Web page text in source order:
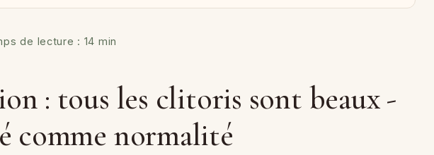
de lecture : 14 min
: tous les clitoris sont beaux -
comme normalité